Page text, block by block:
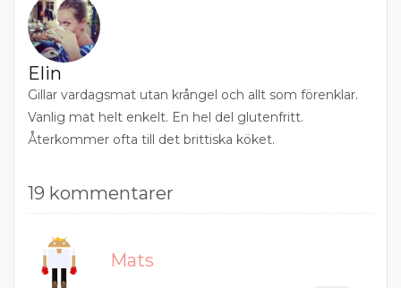
Elin
Gillar vardagsmat utan krångel och allt som förenklar.
Vanlig mat helt enkelt. En hel del glutenfritt.
Återkommer ofta till det brittiska köket.
19 kommentarer
Mats